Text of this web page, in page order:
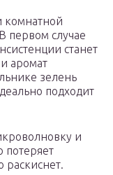
комнатной
первом случае
станет
аромат
зелень
подходит
и
потеряет
раскиснет.